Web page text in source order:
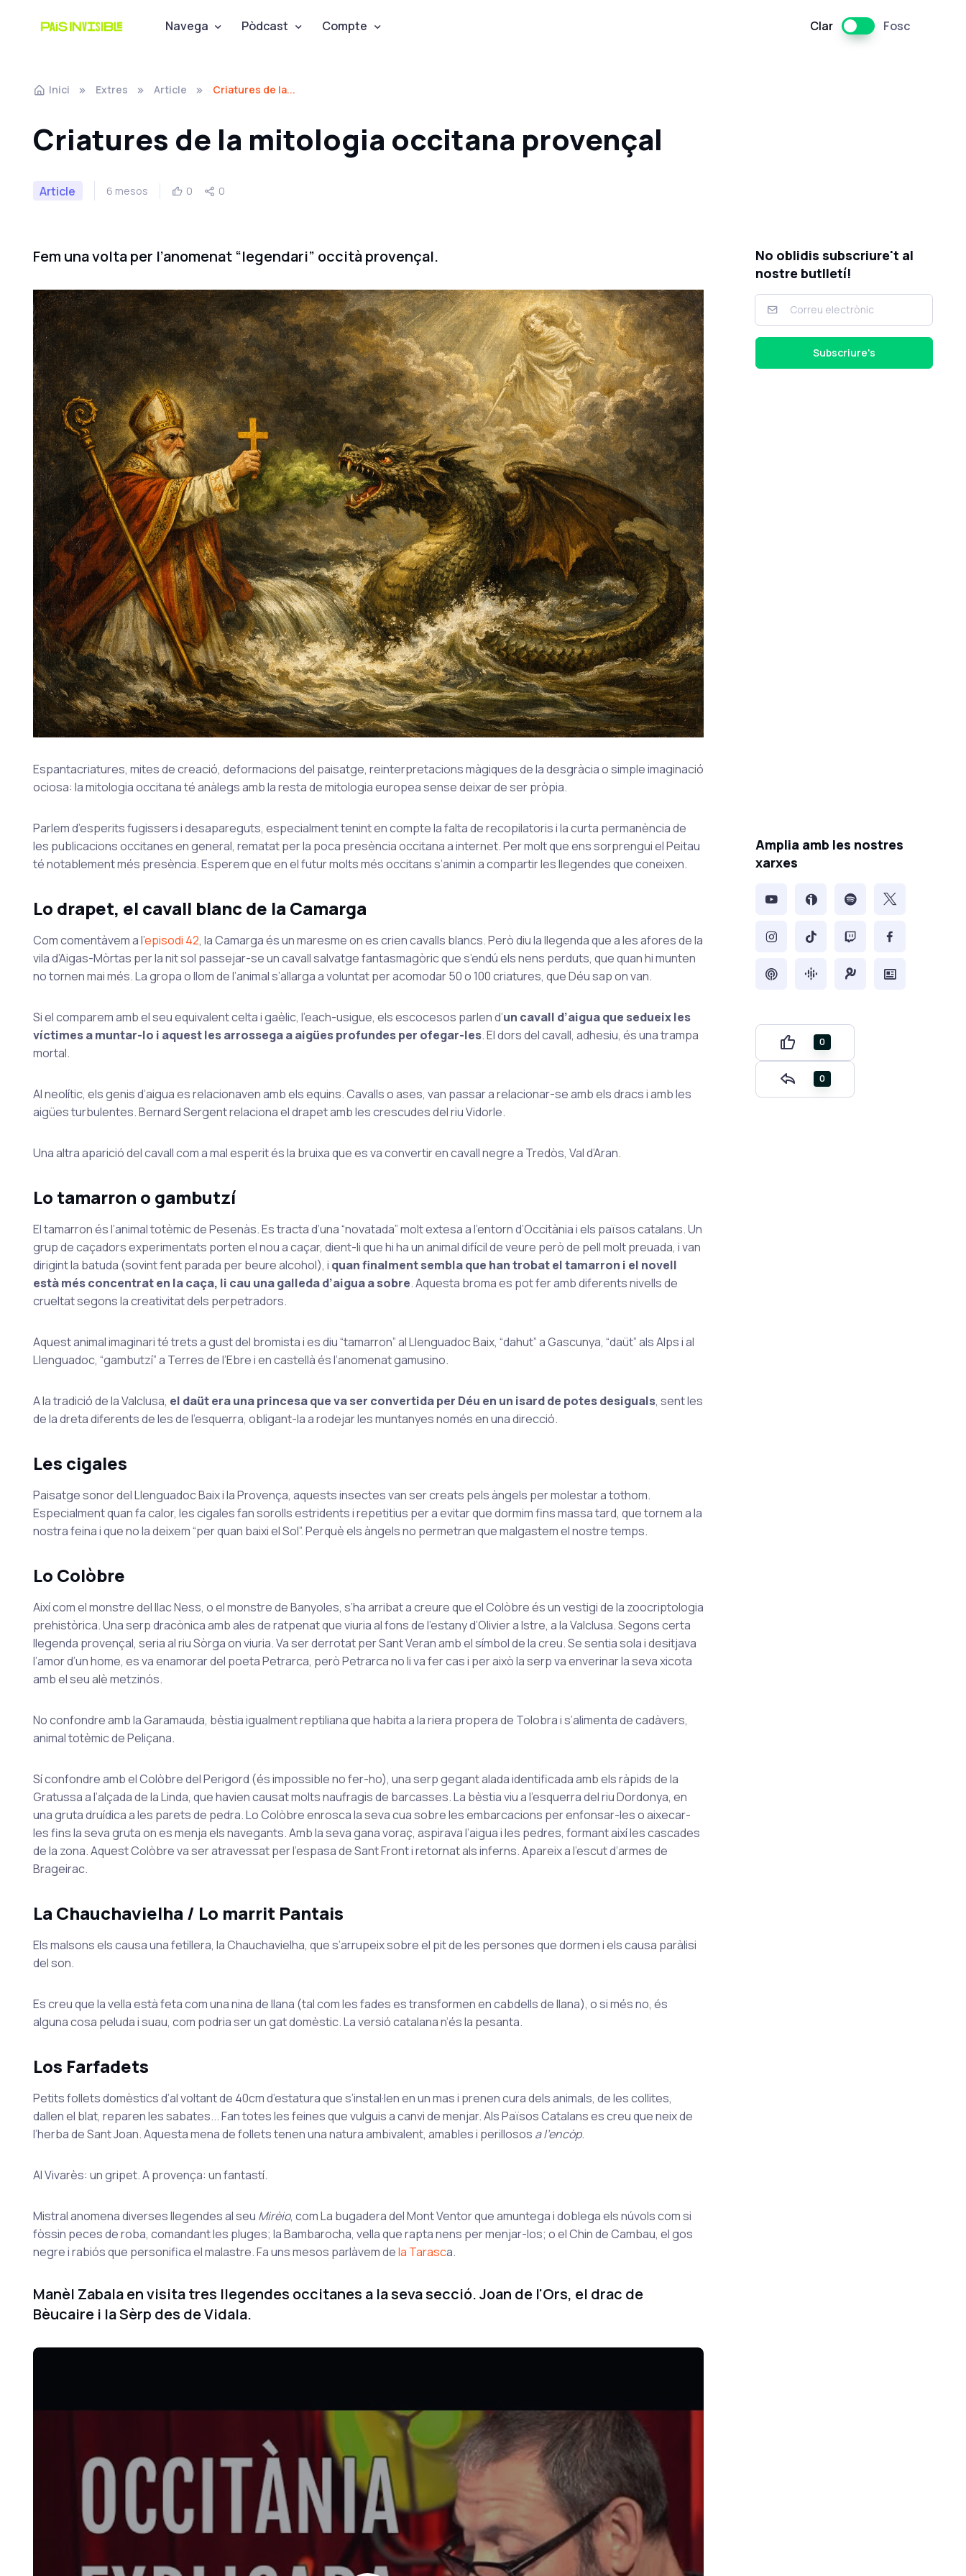
Navega Pòdcast Compte Clar Fosc
Inici Extres Article Criatures de la...
Criatures de la mitologia occitana provençal
Article 6 mesos 0 0
Fem una volta per l’anomenat “legendari” occità provençal.
Espantacriatures, mites de creació, deformacions del paisatge, reinterpretacions màgiques de la desgràcia o simple imaginació
ociosa: la mitologia occitana té anàlegs amb la resta de mitologia europea sense deixar de ser pròpia.
Parlem d’esperits fugissers i desapareguts, especialment tenint en compte la falta de recopilatoris i la curta permanència de
les publicacions occitanes en general, rematat per la poca presència occitana a internet. Per molt que ens sorprengui el Peitau
té notablement més presència. Esperem que en el futur molts més occitans s’animin a compartir les llegendes que coneixen.
Lo drapet, el cavall blanc de la Camarga
Com comentàvem a l’episodi 42, la Camarga és un maresme on es crien cavalls blancs. Però diu la llegenda que a les afores de la
vila d’Aigas-Mòrtas per la nit sol passejar-se un cavall salvatge fantasmagòric que s’endú els nens perduts, que quan hi munten
no tornen mai més. La gropa o llom de l’animal s’allarga a voluntat per acomodar 50 o 100 criatures, que Déu sap on van.
Si el comparem amb el seu equivalent celta i gaèlic, l’each-usigue, els escocesos parlen d’un cavall d’aigua que sedueix les
víctimes a muntar-lo i aquest les arrossega a aigües profundes per ofegar-les. El dors del cavall, adhesiu, és una trampa
mortal.
Al neolític, els genis d’aigua es relacionaven amb els equins. Cavalls o ases, van passar a relacionar-se amb els dracs i amb les
aigües turbulentes. Bernard Sergent relaciona el drapet amb les crescudes del riu Vidorle.
Una altra aparició del cavall com a mal esperit és la bruixa que es va convertir en cavall negre a Tredòs, Val d’Aran.
Lo tamarron o gambutzí
El tamarron és l’animal totèmic de Pesenàs. Es tracta d’una “novatada” molt extesa a l’entorn d’Occitània i els països catalans. Un
grup de caçadors experimentats porten el nou a caçar, dient-li que hi ha un animal difícil de veure però de pell molt preuada, i van
dirigint la batuda (sovint fent parada per beure alcohol), i quan finalment sembla que han trobat el tamarron i el novell
està més concentrat en la caça, li cau una galleda d’aigua a sobre. Aquesta broma es pot fer amb diferents nivells de
crueltat segons la creativitat dels perpetradors.
Aquest animal imaginari té trets a gust del bromista i es diu “tamarron” al Llenguadoc Baix, “dahut” a Gascunya, “daüt” als Alps i al
Llenguadoc, “gambutzí” a Terres de l’Ebre i en castellà és l’anomenat gamusino.
A la tradició de la Valclusa, el daüt era una princesa que va ser convertida per Déu en un isard de potes desiguals, sent les
de la dreta diferents de les de l’esquerra, obligant-la a rodejar les muntanyes només en una direcció.
Les cigales
Paisatge sonor del Llenguadoc Baix i la Provença, aquests insectes van ser creats pels àngels per molestar a tothom.
Especialment quan fa calor, les cigales fan sorolls estridents i repetitius per a evitar que dormim fins massa tard, que tornem a la
nostra feina i que no la deixem “per quan baixi el Sol”. Perquè els àngels no permetran que malgastem el nostre temps.
Lo Colòbre
Així com el monstre del llac Ness, o el monstre de Banyoles, s’ha arribat a creure que el Colòbre és un vestigi de la zoocriptologia
prehistòrica. Una serp dracònica amb ales de ratpenat que viuria al fons de l’estany d’Olivier a Istre, a la Valclusa. Segons certa
llegenda provençal, seria al riu Sòrga on viuria. Va ser derrotat per Sant Veran amb el símbol de la creu. Se sentia sola i desitjava
l’amor d’un home, es va enamorar del poeta Petrarca, però Petrarca no li va fer cas i per això la serp va enverinar la seva xicota
amb el seu alè metzinós.
No confondre amb la Garamauda, bèstia igualment reptiliana que habita a la riera propera de Tolobra i s’alimenta de cadàvers,
animal totèmic de Peliçana.
Sí confondre amb el Colòbre del Perigord (és impossible no fer-ho), una serp gegant alada identificada amb els ràpids de la
Gratussa a l’alçada de la Linda, que havien causat molts naufragis de barcasses. La bèstia viu a l’esquerra del riu Dordonya, en
una gruta druídica a les parets de pedra. Lo Colòbre enrosca la seva cua sobre les embarcacions per enfonsar-les o aixecar-
les fins la seva gruta on es menja els navegants. Amb la seva gana voraç, aspirava l’aigua i les pedres, formant així les cascades
de la zona. Aquest Colòbre va ser atravessat per l’espasa de Sant Front i retornat als inferns. Apareix a l’escut d’armes de
Brageirac.
La Chauchavielha / Lo marrit Pantais
Els malsons els causa una fetillera, la Chauchavielha, que s’arrupeix sobre el pit de les persones que dormen i els causa paràlisi
del son.
Es creu que la vella està feta com una nina de llana (tal com les fades es transformen en cabdells de llana), o si més no, és
alguna cosa peluda i suau, com podria ser un gat domèstic. La versió catalana n’és la pesanta.
Los Farfadets
Petits follets domèstics d’al voltant de 40cm d’estatura que s’instal·len en un mas i prenen cura dels animals, de les collites,
dallen el blat, reparen les sabates... Fan totes les feines que vulguis a canvi de menjar. Als Països Catalans es creu que neix de
l’herba de Sant Joan. Aquesta mena de follets tenen una natura ambivalent, amables i perillosos a l’encòp.
Al Vivarès: un gripet. A provença: un fantastí.
Mistral anomena diverses llegendes al seu Mirèio, com La bugadera del Mont Ventor que amuntega i doblega els núvols com si
fòssin peces de roba, comandant les pluges; la Bambarocha, vella que rapta nens per menjar-los; o el Chin de Cambau, el gos
negre i rabiós que personifica el malastre. Fa uns mesos parlàvem dela Tarasca.
Manèl Zabala en visita tres llegendes occitanes a la seva secció. Joan de l'Ors, el drac de
Bèucaire i la Sèrp des de Vidala.
No oblidis subscriure't al
nostre butlletí!
Subscriure's
Amplia amb les nostres
xarxes
0
0